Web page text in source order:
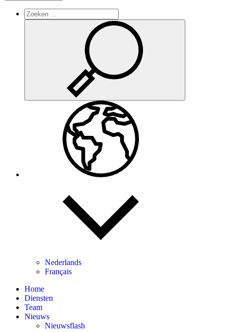
Nederlands
Français
Home
Diensten
Team
Nieuws
Nieuwsflash